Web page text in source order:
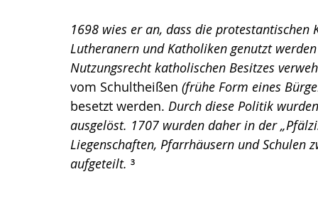
1698 wies er an, dass die
Lutheranern und Katholiken genutzt
Nutzungsrecht katholischen Besitzes
vom Schultheißen (frühe Form eines
besetzt werden. Durch diese Politik
ausgelöst. 1707 wurden daher in der
Liegenschaften, Pfarrhäusern und Schulen
aufgeteilt. ³